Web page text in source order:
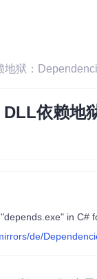
狱：
依赖地
in C#
de/